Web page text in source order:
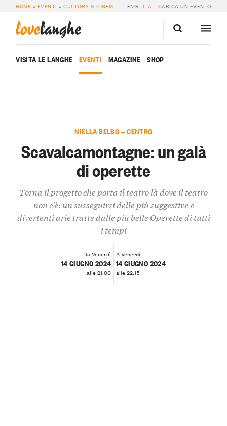
HOME » EVENTI »CULTURA & CINEMA » SCAVALCAMONTAGNE: UN GALÀ DI
ENG ITA CARICA UN EVENTO
lovelanghe
VISITA LE LANGHE EVENTI MAGAZINE SHOP
NIELLA BELBO — CENTRO
Scavalcamontagne: un galà
di operette
Torna il progetto che porta il teatro là dove il teatro
non c'è: un susseguirsi delle più suggestive e
divertenti arie tratte dalle più belle Operette di tutti
i tempi
Da Venerdì
14 GIUGNO 2024
alle 21:00
A Venerdì
14 GIUGNO 2024
alle 22:15